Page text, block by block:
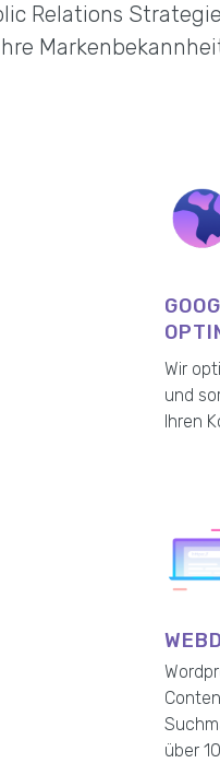
Relations
Wir
und
Ihren
über